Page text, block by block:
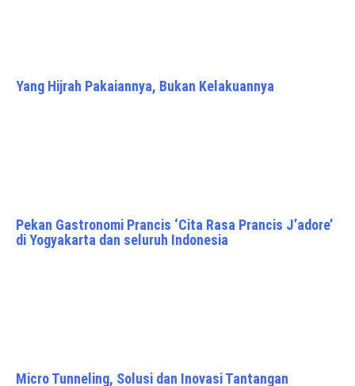
Yang Hijrah Pakaiannya, Bukan Kelakuannya
Pekan Gastronomi Prancis ‘Cita Rasa Prancis J’adore’
di Yogyakarta dan seluruh Indonesia
Micro Tunneling, Solusi dan Inovasi Tantangan